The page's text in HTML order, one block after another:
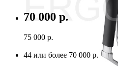
70 000 р.
75 000 р.
44 или более 70 000 р.